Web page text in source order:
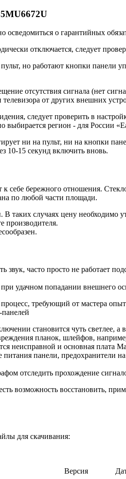
осведомиться о гарантийных
отключается, следует
но работают кнопки панели
отсутствия сигнала (нет
от других внешних
следует проверить в
выбирается регион - для России
ни на пульт, ни на кнопки
10-15 секунд включить вновь.
себе бережного отношения.
по любой части площади.
В таких случаях цену
производителя.
часто просто не работает
удачном попадании внешнего
требующий от мастера
становится чуть светлее,
планок, шлейфов,
неисправной и основная плата
питания панели,
отследить прохождение
возможность восстановить,
для скачивания:
Версия